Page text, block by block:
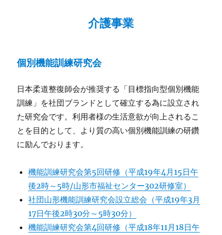
介護事業
個別機能訓練研究会
日本柔道整復師会が推奨する「目標指向型個別機能
訓練」を社団ブランドとして確立する為に設立され
た研究会です。利用者様の生活意欲が向上されるこ
とを目的として、より質の高い個別機能訓練の研鑽
に励んでおります。
機能訓練研究会第5回研修（平成19年4月15日午
後2時～5時/山形市福祉センター302研修室）
社団山形機能訓練研究会設立総会（平成19年3月
17日午後2時30分～5時30分）
機能訓練研究会第4回研修（平成18年11月18日午